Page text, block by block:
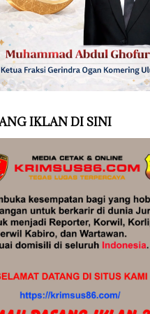
IKLAN DI SINI